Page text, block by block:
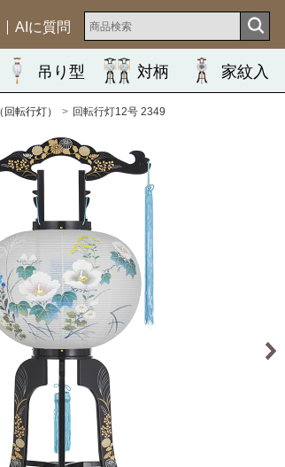
AIに質問
吊り型 対柄 家紋入
転行灯） 回転行灯12号 2349